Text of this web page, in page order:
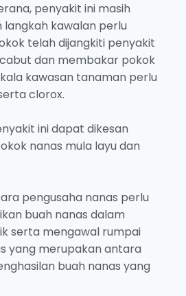
penyakit ini masih
kawalan perlu
telah dijangkiti penyakit
dan membakar pokok
kawasan tanaman perlu
clorox.
ini dapat dikesan
nanas mula layu dan
pengusaha nanas perlu
buah nanas dalam
serta mengawal rumpai
yang merupakan antara
buah nanas yang